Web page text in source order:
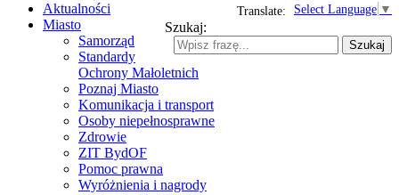
Select Language ▼
Translate:
Szukaj:
Szukaj
Aktualności
Miasto
Samorząd
Standardy
Ochrony Małoletnich
Poznaj Miasto
Komunikacja i transport
Osoby niepełnosprawne
Zdrowie
ZIT BydOF
Pomoc prawna
Wyróżnienia i nagrody